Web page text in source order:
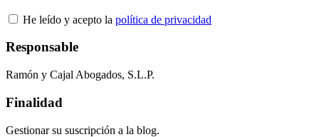
He leído y acepto la política de privacidad
Responsable
Ramón y Cajal Abogados, S.L.P.
Finalidad
Gestionar su suscripción a la blog.